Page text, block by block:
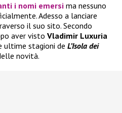
i nomi emersima nessuno
Adesso a lanciare
il suo sito. Secondo
aver visto Vladimir Luxuria
ultime stagioni de L’Isola dei
novità.